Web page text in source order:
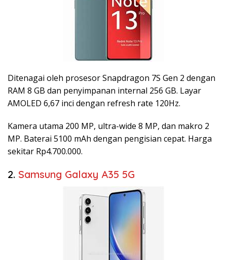
Ditenagai oleh prosesor Snapdragon 7S Gen 2 dengan
RAM 8 GB dan penyimpanan internal 256 GB. Layar
AMOLED 6,67 inci dengan refresh rate 120Hz.
Kamera utama 200 MP, ultra-wide 8 MP, dan makro 2
MP. Baterai 5100 mAh dengan pengisian cepat. Harga
sekitar Rp4.700.000.
2. Samsung Galaxy A35 5G